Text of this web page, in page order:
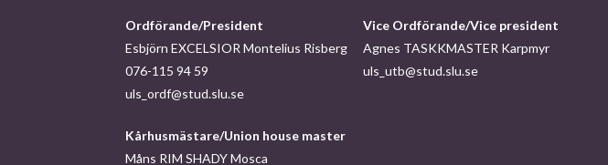
Ordförande/President
Esbjörn EXCELSIOR Montelius Risberg
076-115 94 59
uls_ordf@stud.slu.se
Kårhusmästare/Union house master
Måns RIM SHADY Mosca
Vice Ordförande/Vice president
Agnes TASKKMASTER Karpmyr
uls_utb@stud.slu.se